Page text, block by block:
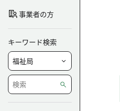
事業者の方
キーワード検索